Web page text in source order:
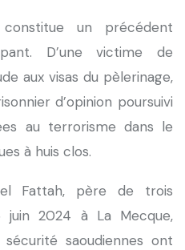
un précédent
D’une victime de
aux visas du pèlerinage,
d’opinion poursuivi
au terrorisme dans le
à huis clos.
Fattah, père de trois
2024 à La Mecque,
saoudiennes ont